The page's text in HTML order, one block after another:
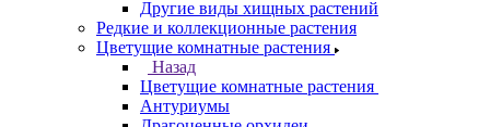
Другие виды хищных растений
Редкие и коллекционные растения
Цветущие комнатные растения
Назад
Цветущие комнатные растения
Антуриумы